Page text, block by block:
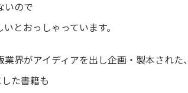
いので
とおっしゃっています。
界がアイディアを出し企画・製本された、
た書籍も